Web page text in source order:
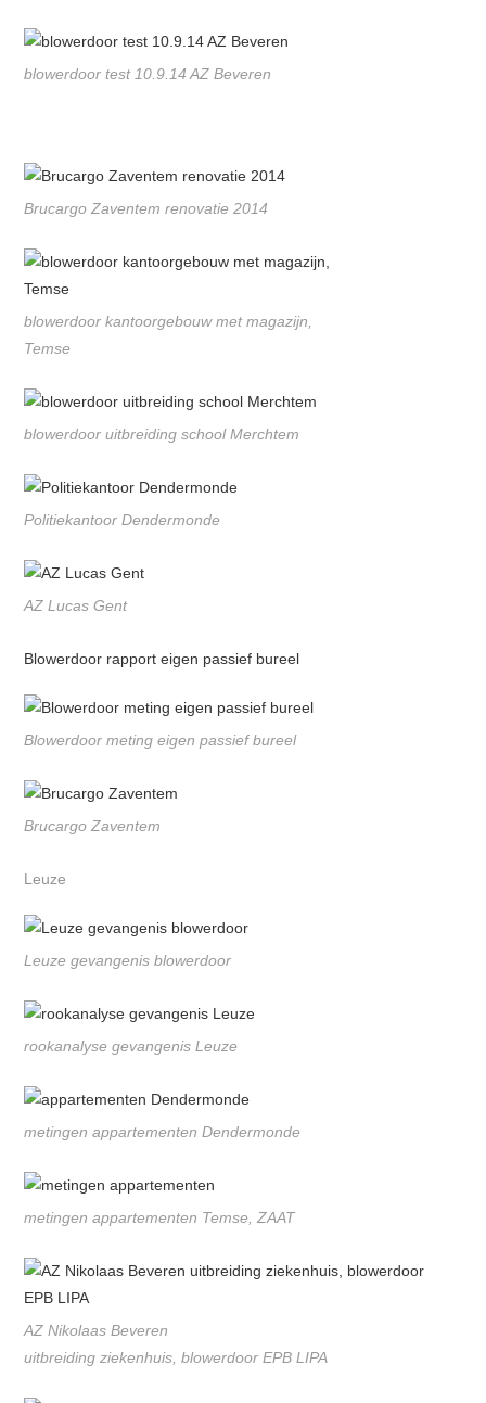
blowerdoor test 10.9.14 AZ Beveren
Brucargo Zaventem renovatie 2014
blowerdoor kantoorgebouw met magazijn,
Temse
blowerdoor uitbreiding school Merchtem
Politiekantoor Dendermonde
AZ Lucas Gent
Blowerdoor rapport eigen passief bureel
Blowerdoor meting eigen passief bureel
Brucargo Zaventem
Leuze
Leuze gevangenis blowerdoor
rookanalyse gevangenis Leuze
metingen appartementen Dendermonde
metingen appartementen Temse, ZAAT
AZ Nikolaas Beveren
uitbreiding ziekenhuis, blowerdoor EPB LIPA